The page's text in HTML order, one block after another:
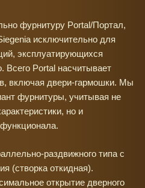
фурнитуру Portal/Портал,
исключительно для
эксплуатирующихся
Всего Portal насчитывает
включая двери-гармошки. Мы
фурнитуры, учитывая не
но и
раздвижного типа с
(створка откидная).
открытие дверного